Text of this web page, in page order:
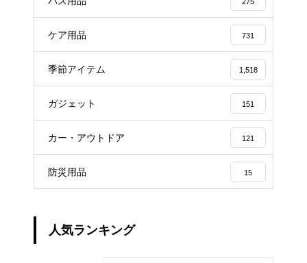
ケア用品 731
季節アイテム 1,518
ガジェット 151
カー・アウトドア 121
防災用品 15
人気ランキング